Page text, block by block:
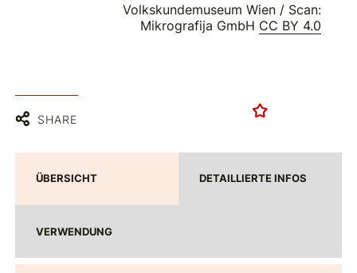
Volkskundemuseum Wien / Scan:
Mikrografija GmbH CC BY 4.0
SHARE
ÜBERSICHT DETAILLIERTE INFOS
VERWENDUNG